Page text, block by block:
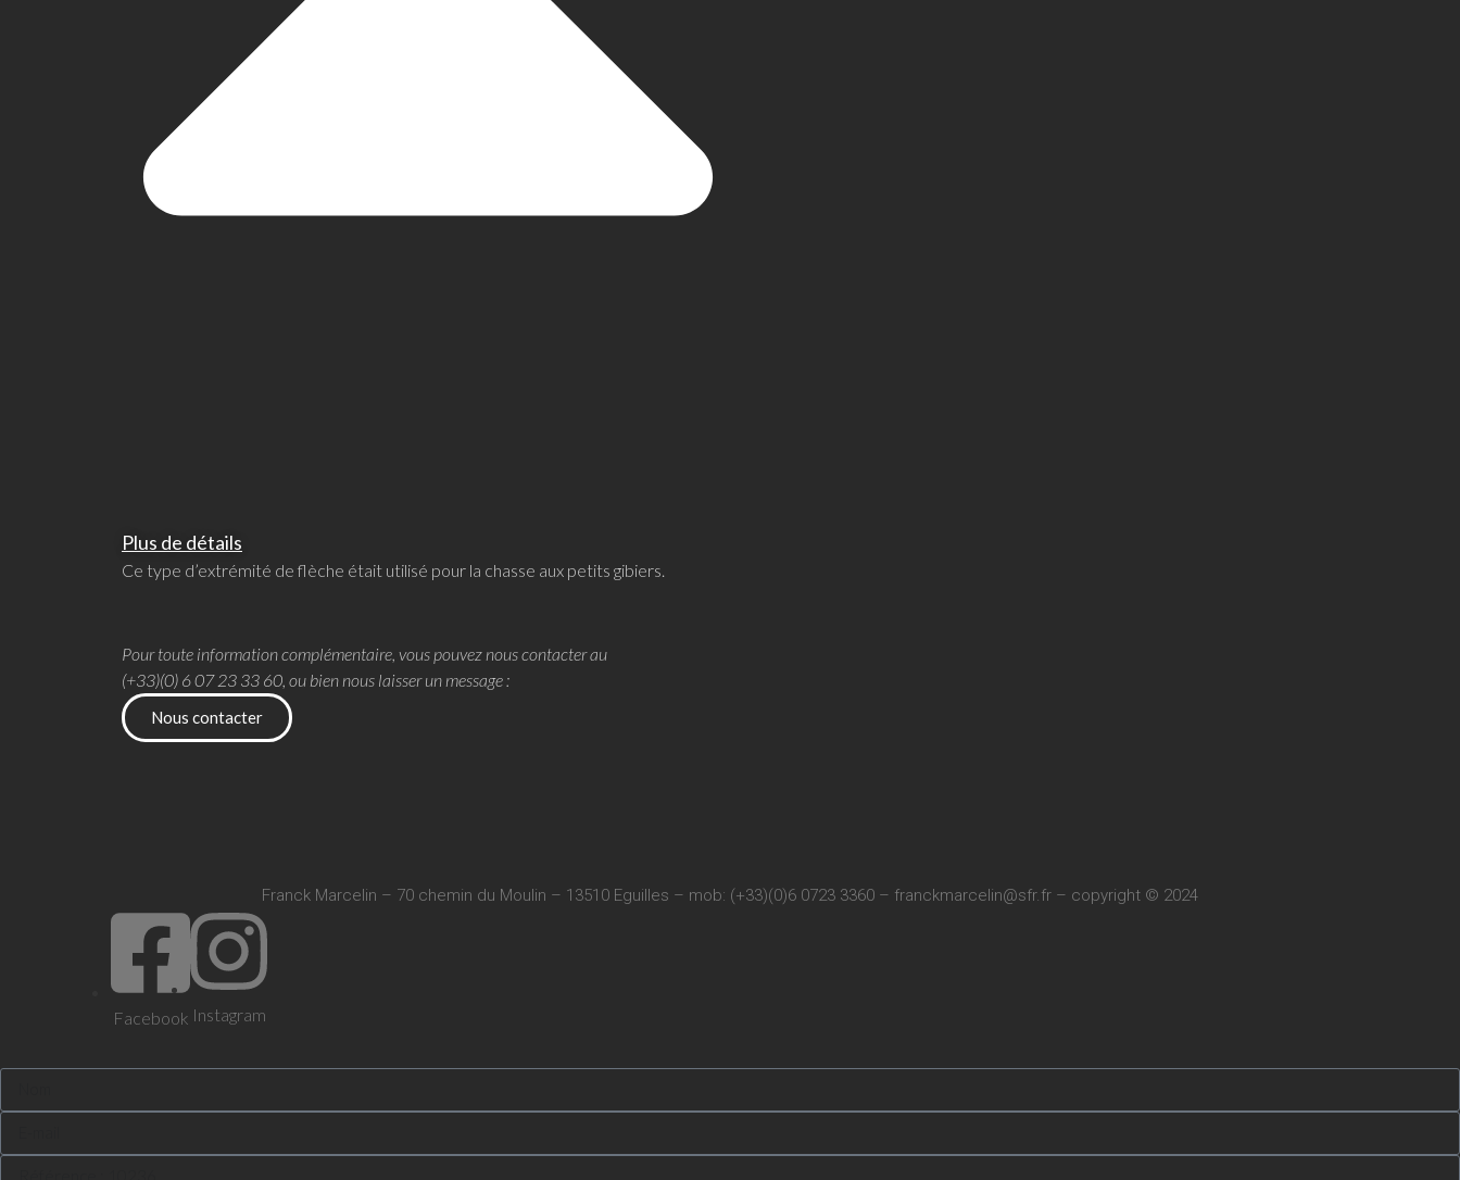
Plus de détails
Ce type d’extrémité de flèche était utilisé pour la chasse aux petits gibiers.
Pour toute information complémentaire, vous pouvez nous contacter au
(+33)(0) 6 07 23 33 60, ou bien nous laisser un message :
Nous contacter
Franck Marcelin – 70 chemin du Moulin – 13510 Eguilles – mob: (+33)(0)6 0723 3360 – franckmarcelin@sfr.fr – copyright © 2024
Facebook Instagram